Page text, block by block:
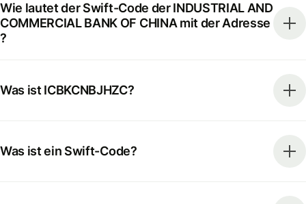
Wie lautet der Swift-Code der INDUSTRIAL AND
COMMERCIAL BANK OF CHINA mit der Adresse
?
Was ist ICBKCNBJHZC?
Was ist ein Swift-Code?